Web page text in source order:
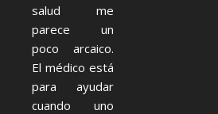
salud me
parece un
poco arcaico.
El médico está
para ayudar
cuando uno